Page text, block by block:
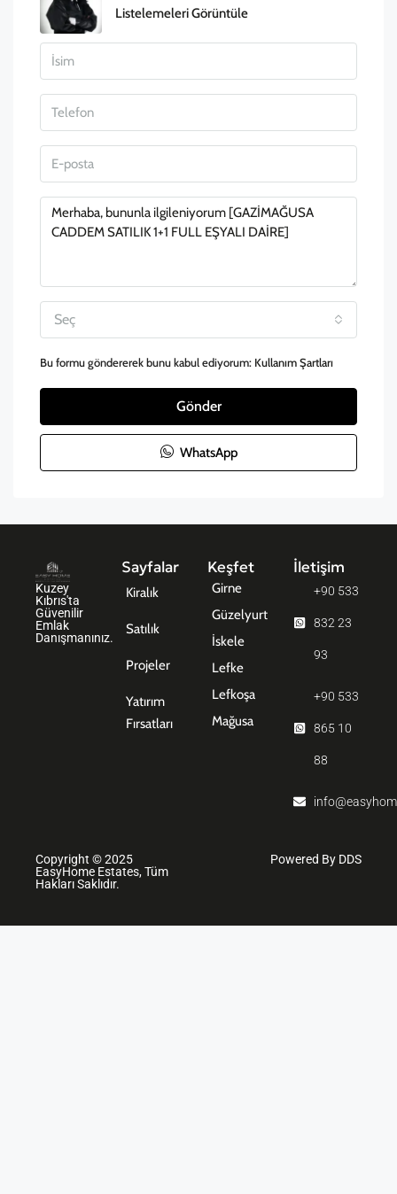
Listelemeleri Görüntüle
Seç
Bu formu göndererek bunu kabul ediyorum: Kullanım Şartları
Gönder
WhatsApp
Kuzey
Kıbrıs'ta
Güvenilir
Emlak
Danışmanınız.
Sayfalar
Kiralık
Satılık
Projeler
Yatırım
Fırsatları
Keşfet
Girne
Güzelyurt
İskele
Lefke
Lefkoşa
Mağusa
İletişim
+90 533
832 23
93
+90 533
865 10
88
Copyright © 2025
EasyHome Estates, Tüm
Hakları Saklıdır.
Powered By DDS